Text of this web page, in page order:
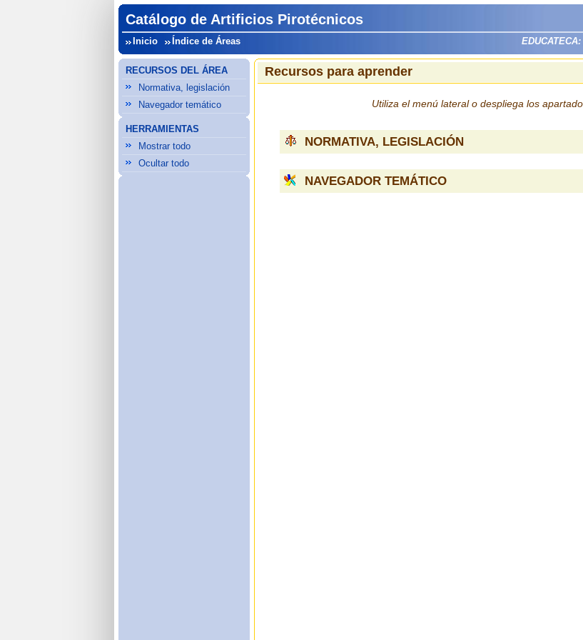
Catálogo de Artificios Pirotécnicos
Inicio Índice de Áreas
RECURSOS DEL ÁREA
Normativa, legislación
Navegador temático
HERRAMIENTAS
Mostrar todo
Ocultar todo
Recursos para aprender
Utiliza el menú lateral o despliega los
NORMATIVA, LEGISLACIÓN
NAVEGADOR TEMÁTICO